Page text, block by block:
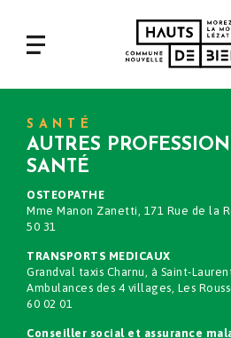
contenu
Navigation
principale
SANTÉ
AUTRES
SANTÉ
OSTEOPATHE
Mme Manon Zanetti, 171 Rue de la
50 31
TRANSPORTS MEDICAUX
Grandval taxis Charnu, à Saint-
Ambulances des 4 villages, Les
60 02 01
Conseiller social et assurance